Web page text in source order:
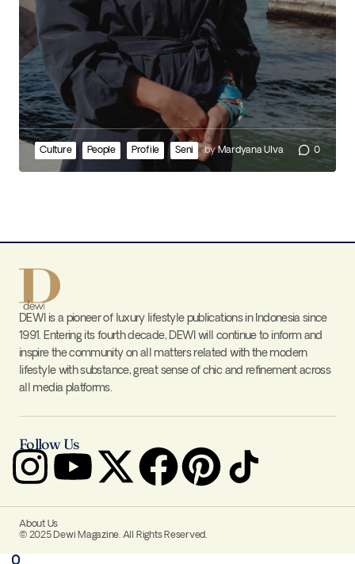
Culture People Profile Seni byMardyana Ulva 0
DEWI is a pioneer of luxury lifestyle publications in Indonesia since
1991. Entering its fourth decade, DEWI will continue to inform and
inspire the community on all matters related with the modern
lifestyle with substance, great sense of chic and refinement across
all media platforms.
Follow Us
About Us
© 2025 Dewi Magazine. All Rights Reserved.